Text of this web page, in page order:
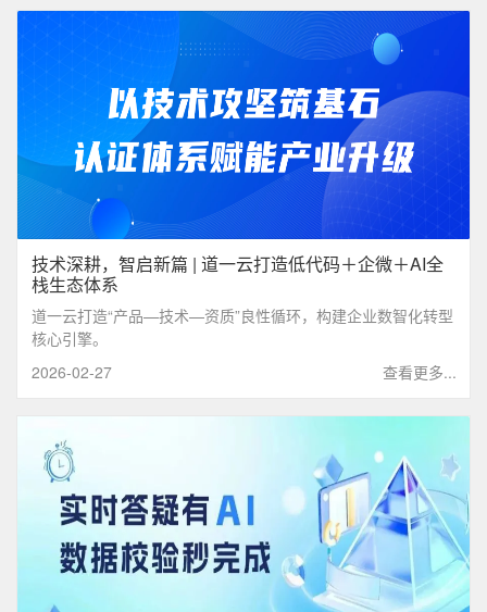
技术深耕，智启新篇 | 道一云打造低代码＋企微＋AI全
栈生态体系
道一云打造“产品—技术—资质”良性循环，构建企业数智化转型
核心引擎。
查看更多...
2026-02-27